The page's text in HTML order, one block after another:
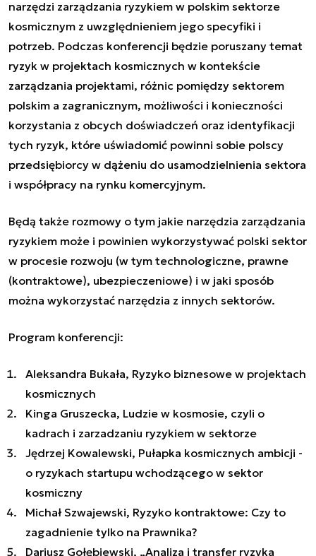
narzędzi zarządzania ryzykiem w polskim sektorze
kosmicznym z uwzględnieniem jego specyfiki i
potrzeb. Podczas konferencji będzie poruszany temat
ryzyk w projektach kosmicznych w kontekście
zarządzania projektami, różnic pomiędzy sektorem
polskim a zagranicznym, możliwości i konieczności
korzystania z obcych doświadczeń oraz identyfikacji
tych ryzyk, które uświadomić powinni sobie polscy
przedsiębiorcy w dążeniu do usamodzielnienia sektora
i współpracy na rynku komercyjnym.
Będą także rozmowy o tym jakie narzędzia zarządzania
ryzykiem może i powinien wykorzystywać polski sektor
w procesie rozwoju (w tym technologiczne, prawne
(kontraktowe), ubezpieczeniowe) i w jaki sposób
można wykorzystać narzędzia z innych sektorów.
Program konferencji:
Aleksandra Bukała, Ryzyko biznesowe w projektach
kosmicznych
Kinga Gruszecka, Ludzie w kosmosie, czyli o
kadrach i zarzadzaniu ryzykiem w sektorze
Jędrzej Kowalewski, Pułapka kosmicznych ambicji -
o ryzykach startupu wchodzącego w sektor
kosmiczny
Michał Szwajewski, Ryzyko kontraktowe: Czy to
zagadnienie tylko na Prawnika?
Dariusz Gołębiewski, „Analiza i transfer ryzyka